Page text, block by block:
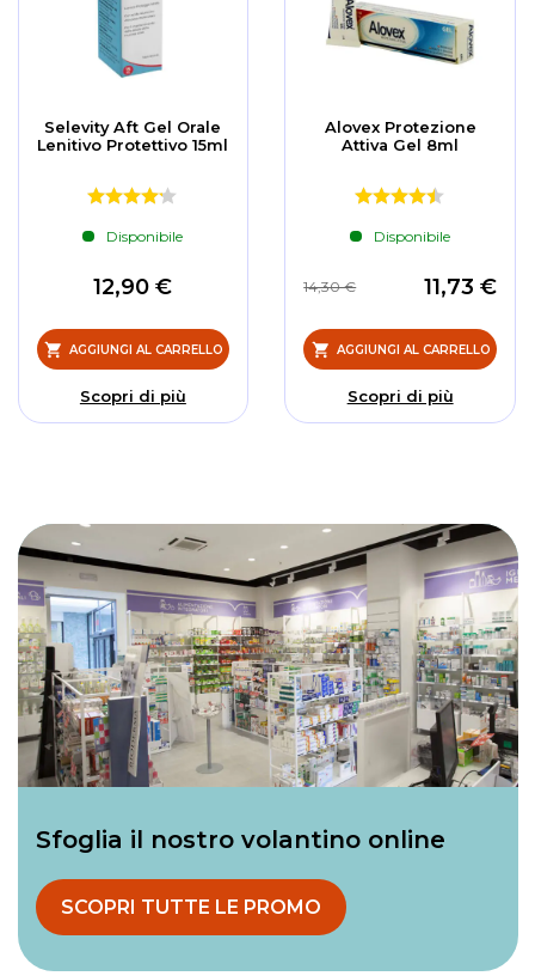
Selevity Aft Gel Orale
Lenitivo Protettivo 15ml
Disponibile
12,90 €
AGGIUNGI AL CARRELLO
Scopri di più
Alovex Protezione
Attiva Gel 8ml
Disponibile
11,73 €
14,30 €
AGGIUNGI AL CARRELLO
Scopri di più
Sfoglia il nostro volantino online
SCOPRI TUTTE LE PROMO